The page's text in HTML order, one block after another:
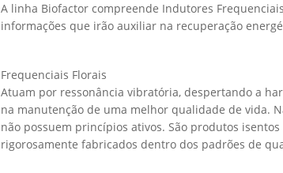
A linha Biofactor compreende Indutores
informações que irão auxiliar na recuperação
Frequenciais Florais
Atuam por ressonância vibratória, despertando a
na manutenção de uma melhor qualidade de vida.
não possuem princípios ativos. São produtos isentos
rigorosamente fabricados dentro dos padrões de